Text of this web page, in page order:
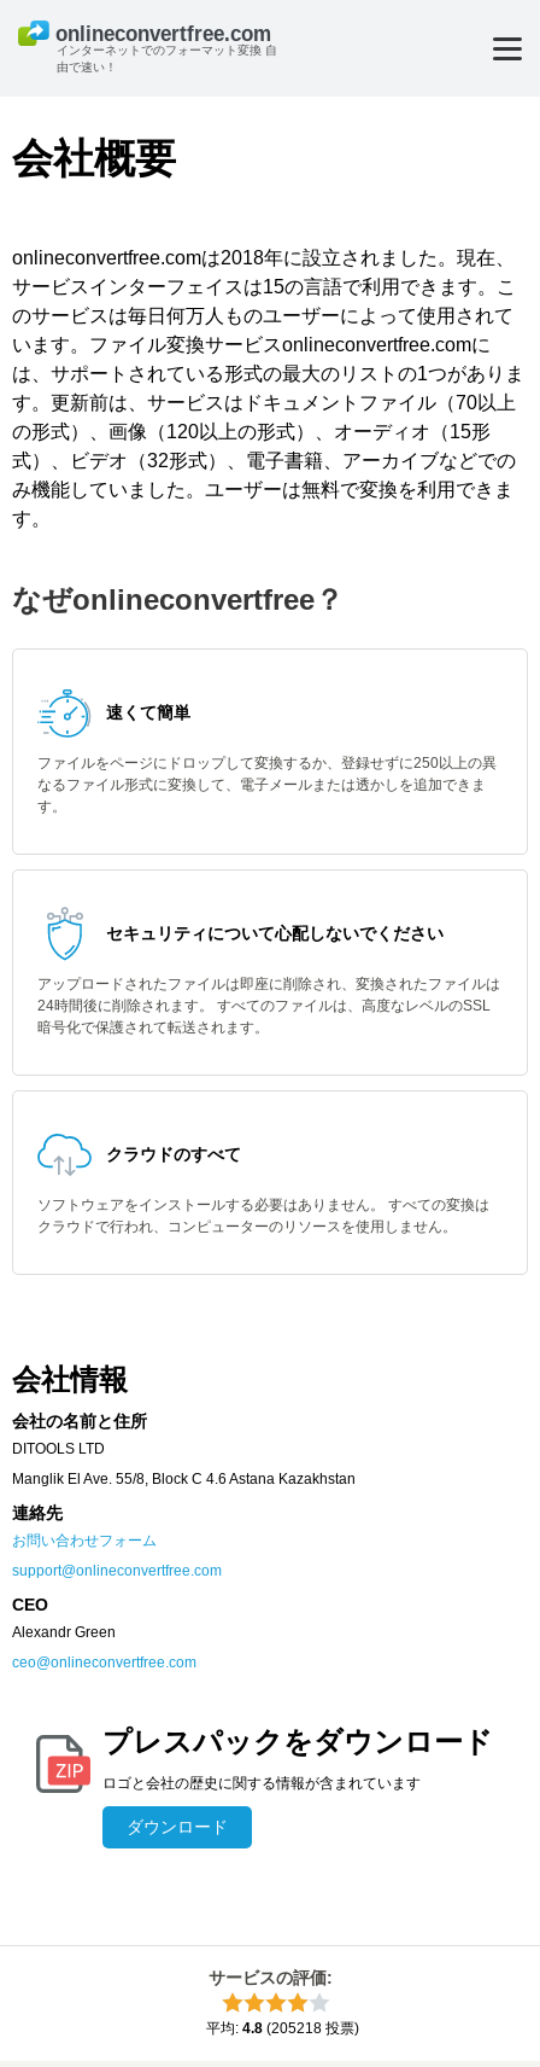
インターネットでのフォーマット変換 自
由で速い！
会社概要
onlineconvertfree.comは2018年に設立されました。現在、
サービスインターフェイスは15の言語で利用できます。こ
のサービスは毎日何万人ものユーザーによって使用されて
います。ファイル変換サービスonlineconvertfree.comに
は、サポートされている形式の最大のリストの1つがありま
す。更新前は、サービスはドキュメントファイル（70以上
の形式）、画像（120以上の形式）、オーディオ（15形
式）、ビデオ（32形式）、電子書籍、アーカイブなどでの
み機能していました。ユーザーは無料で変換を利用できま
す。
なぜonlineconvertfree？
速くて簡単
ファイルをページにドロップして変換するか、登録せずに250以上の異
なるファイル形式に変換して、電子メールまたは透かしを追加できま
す。
セキュリティについて心配しないでください
アップロードされたファイルは即座に削除され、変換されたファイルは
24時間後に削除されます。 すべてのファイルは、高度なレベルのSSL
暗号化で保護されて転送されます。
クラウドのすべて
ソフトウェアをインストールする必要はありません。 すべての変換は
クラウドで行われ、コンピューターのリソースを使用しません。
会社情報
会社の名前と住所
DITOOLS LTD
Manglik El Ave. 55/8, Block C 4.6 Astana Kazakhstan
連絡先
お問い合わせフォーム
support@onlineconvertfree.com
CEO
Alexandr Green
ceo@onlineconvertfree.com
プレスパックをダウンロード
ロゴと会社の歴史に関する情報が含まれています
ダウンロード
サービスの評価:
平均: 4.8 (205218 投票)